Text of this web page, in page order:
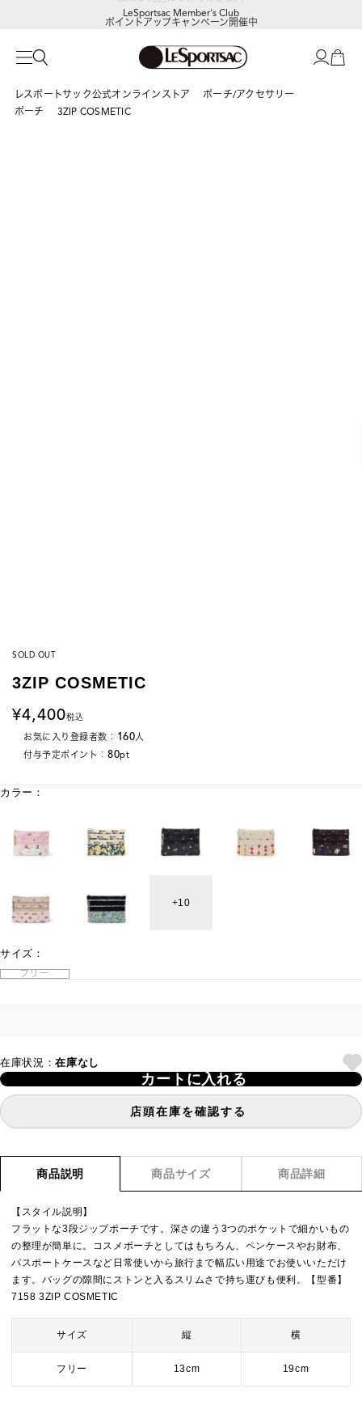
LeSportsac Member's Club
ポイントアップキャンペーン開催中
レスポートサック公式オンラインストア
ポーチ/アクセサリー
ポーチ
3ZIP COSMETIC
SOLD OUT
3ZIP COSMETIC
4,400税込
お気に入り登録者数： 160人
付与予定ポイント： 80pt
カラー：
10
サイズ：
フリー
在庫状況：在庫なし
カートに入れる
店頭在庫を確認する
商品説明 商品サイズ 商品詳細
【スタイル説明】
フラットな3段ジップポーチです。深さの違う3つのポケットで細かいもの
の整理が簡単に。コスメポーチとしてはもちろん、ペンケースやお財布、
パスポートケースなど日常使いから旅行まで幅広い用途でお使いいただけ
ます。バッグの隙間にストンと入るスリムさで持ち運びも便利。【型番】
7158 3ZIP COSMETIC
サイズ 縦 横
フリー 13cm 19cm